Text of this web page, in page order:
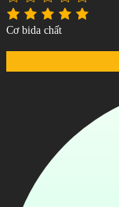
Cơ bida chất